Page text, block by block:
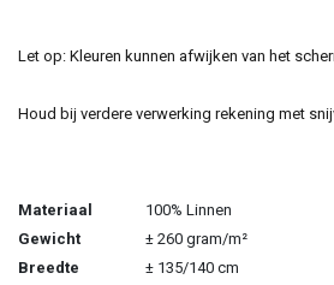
Let op: Kleuren kunnen afwijken van het
Houd bij verdere verwerking rekening met
Materiaal
100% Linnen
Gewicht
± 260 gram/m²
Breedte
± 135/140 cm